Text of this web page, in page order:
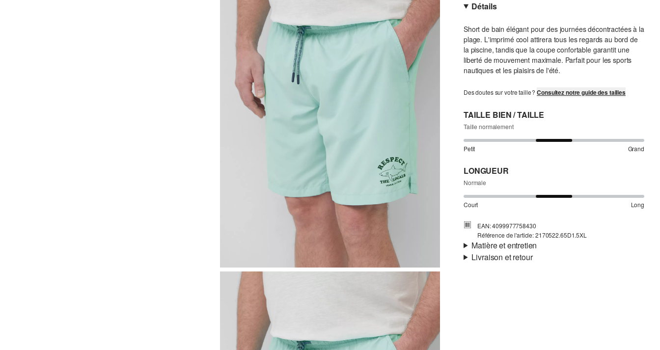
Détails
Short de bain élégant pour des journées décontractées à la
plage. L'imprimé cool attirera tous les regards au bord de
la piscine, tandis que la coupe confortable garantit une
liberté de mouvement maximale. Parfait pour les sports
nautiques et les plaisirs de l'été.
Des doutes sur votre taille ?Consultez notre guide des tailles
TAILLE BIEN / TAILLE
Taille normalement
Petit Grand
LONGUEUR
Normale
Court Long
EAN: 4099977758430
Référence de l'article: 2170522.65D1.5XL
Matière et entretien
Livraison et retour